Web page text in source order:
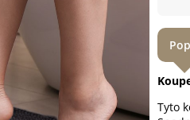
Tyto